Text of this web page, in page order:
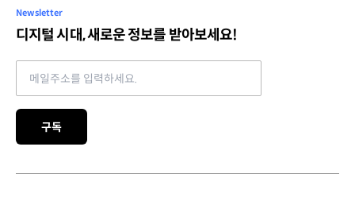
Newsletter
디지털 시대, 새로운 정보를 받아보세요!
구독